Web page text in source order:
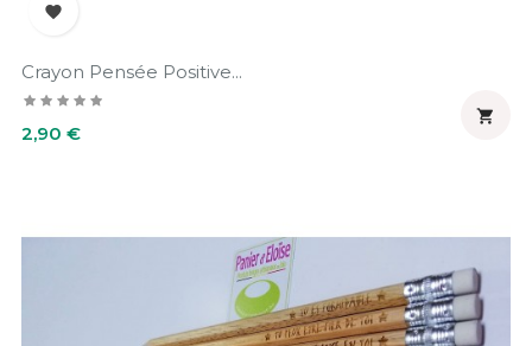

Crayon Pensée Positive...
Prix
2,90 €
